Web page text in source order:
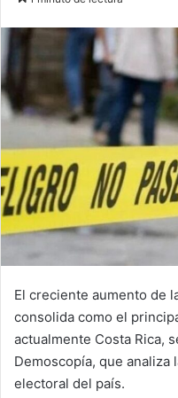
El creciente aumento de
consolida como el
actualmente Costa Rica,
Demoscopía, que
electoral del país.